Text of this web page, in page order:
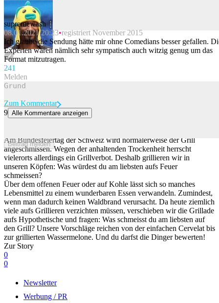
Beitrag melden
supremewash
08.01.2021 20:23 registriert November 2015
Ich glaube die Sendung hätte mir ohne Comedians besser gefallen.
Experten waren nämlich sehr sympatisch auch witzig genug um das
Format mitzutragen.
241
Melden
Beitrag melden
Zum Kommentar
9 Alle Kommentare anzeigen
Am Bundesfeiertag der Schweiz wird normalerweise der Grill
angeschmissen. Wegen der anhaltenden Trockenheit herrscht
vielerorts allerdings ein Grillverbot. Deshalb grillieren wir in
unseren Köpfen: Was würdest du am liebsten aufs Feuer
schmeissen?
Über dem offenen Feuer oder auf Kohle lässt sich so manches
Lebensmittel zu einem wunderbaren Essen verwandeln. Zumindest,
wenn man dadurch keinen Waldbrand verursacht. Da heute ziemlich
viele aufs Grillieren verzichten müssen, verschieben wir die Grillade
aufs Hypothetische und fragen: Was schmeisst du am liebsten auf
den Grill? Unsere Vorschläge reichen von der einfachen Cervelat bis
zur grillierten Wassermelone. Und du darfst die Dinger bewerten!
Zur Story
0
0
Newsletter
Werbung / PR